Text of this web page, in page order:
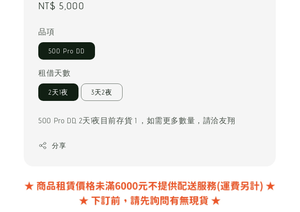
Regular
NT$ 5,000
品項
500 Pro DD
租借天數
2天1夜 3天2夜
500 Pro DD, 2天1夜目前存貨 1 ，如需更多數量，請洽友翔
分享